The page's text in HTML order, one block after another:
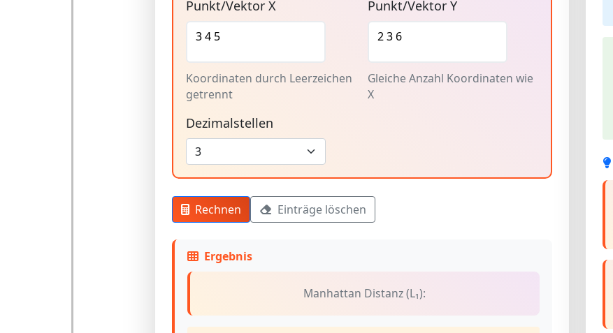
Punkt/Vektor X
Koordinaten durch Leerzeichen
getrennt
Punkt/Vektor Y
Gleiche Anzahl Koordinaten wie
X
Dezimalstellen
Rechnen Einträge löschen
Ergebnis
Manhattan Distanz (L₁):